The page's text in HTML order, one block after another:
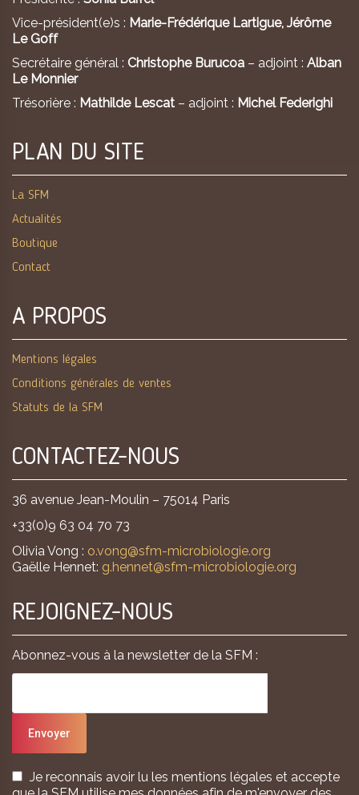
Vice-président(e)s : Marie-Frédérique Lartigue, Jérôme
Le Goff
Secrétaire général : Christophe Burucoa – adjoint : Alban
Le Monnier
Trésorière : Mathilde Lescat – adjoint : Michel Federighi
PLAN DU SITE
La SFM
Actualités
Boutique
Contact
A PROPOS
Mentions légales
Conditions générales de ventes
Statuts de la SFM
CONTACTEZ-NOUS
36 avenue Jean-Moulin – 75014 Paris
+33(0)9 63 04 70 73
Olivia Vong : o.vong@sfm-microbiologie.org
Gaëlle Hennet: g.hennet@sfm-microbiologie.org
REJOIGNEZ-NOUS
Abonnez-vous à la newsletter de la SFM :
Je reconnais avoir lu les mentions légales et accepte